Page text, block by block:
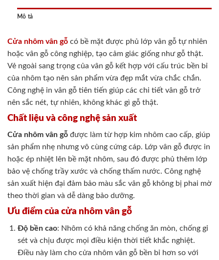
Mô tả
Cửa nhôm vân gỗ có bề mặt được phủ lớp vân gỗ tự nhiên
hoặc vân gỗ công nghiệp, tạo cảm giác giống như gỗ thật.
Vẻ ngoài sang trọng của vân gỗ kết hợp với cấu trúc bền bỉ
của nhôm tạo nên sản phẩm vừa đẹp mắt vừa chắc chắn.
Công nghệ in vân gỗ tiên tiến giúp các chi tiết vân gỗ trở
nên sắc nét, tự nhiên, không khác gì gỗ thật.
Chất liệu và công nghệ sản xuất
Cửa nhôm vân gỗ được làm từ hợp kim nhôm cao cấp, giúp
sản phẩm nhẹ nhưng vô cùng cứng cáp. Lớp vân gỗ được in
hoặc ép nhiệt lên bề mặt nhôm, sau đó được phủ thêm lớp
bảo vệ chống trầy xước và chống thấm nước. Công nghệ
sản xuất hiện đại đảm bảo màu sắc vân gỗ không bị phai mờ
theo thời gian và dễ dàng bảo dưỡng.
Ưu điểm của cửa nhôm vân gỗ
Độ bền cao: Nhôm có khả năng chống ăn mòn, chống gỉ
sét và chịu được mọi điều kiện thời tiết khắc nghiệt.
Điều này làm cho cửa nhôm vân gỗ bền bỉ hơn so với